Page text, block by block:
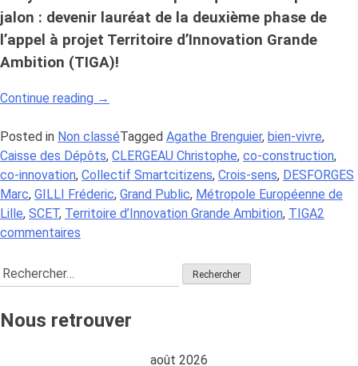
jalon : devenir lauréat de la deuxième phase de
l’appel à projet Territoire d’Innovation Grande
Ambition (TIGA)!
Continue reading « Projet
:
Crois-
Sens
accompagne
la
Lille
sa
→
Posted in Non classéTagged Agathe Brenguier, bien-vivre,
Caisse des Dépôts, CLERGEAU Christophe, co-construction,
co-innovation, Collectif Smartcitizens, Crois-sens, DESFORGES
Marc, GILLI Fréderic, Grand Public, Métropole Européenne de
Lille, SCET, Territoire d’Innovation Grande Ambition, TIGA2
commentaires
:
Sens
Rechercher :
Nous retrouver
août 2026